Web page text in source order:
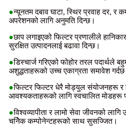
●न्यूनतम दबाव घाटा, स्थिर प्रवाह दर, र
अपरेशनको लागि अनुमति दिन्छ।
●छाप लगाइएको फिल्टर प्रणालीले
सुरक्षित उत्पादनलाई बढावा दिन्छ।
●डिस्चार्ज गरिएको फोहोर तरल पदार्थले
अशुद्धताहरूको उच्च एकाग्रता समावेश
●फिल्टर फिल्टर धेरै मोड्युल संयोजनहरू र
आवश्यकताहरूको लागि स्वचालित मोडहरू
●विश्वव्यापीता र लामो सेवा जीवनको लागि
चनेिक कम्पोनेन्टहरूको साथ सुसज्जित।